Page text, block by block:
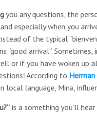
you any questions, the
especially when you
of the typical
“good arrival”.
or if you have woken up
According to Herman
local language, Mina,
is a something you’ll